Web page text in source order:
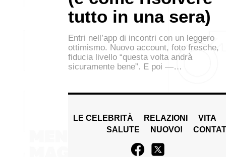
tutto in una sera)
Entri nell’app di incontri con un leggero
ottimismo. Nuovo account, foto fresche,
fiducia livello “questa volta andrà
sicuramente bene”. E poi —…
LE CELEBRITÀ RELAZIONI
VITA
SALUTE
NUOVO!